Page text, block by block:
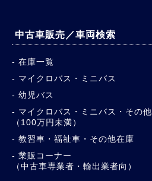
中古車販売／車両検索
在庫一覧
マイクロバス・ミニバス
幼児バス
マイクロバス・ミニバス・その他
（100万円未満）
教習車・福祉車・その他在庫
業販コーナー
（中古車専業者・輸出業者向）